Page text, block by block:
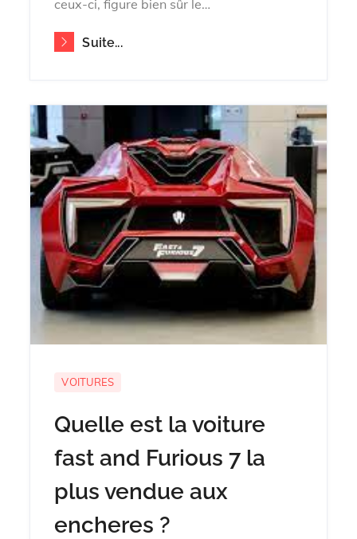
ceux-ci, figure bien sûr le…
Suite...
VOITURES
Quelle est la voiture
fast and Furious 7 la
plus vendue aux
encheres ?